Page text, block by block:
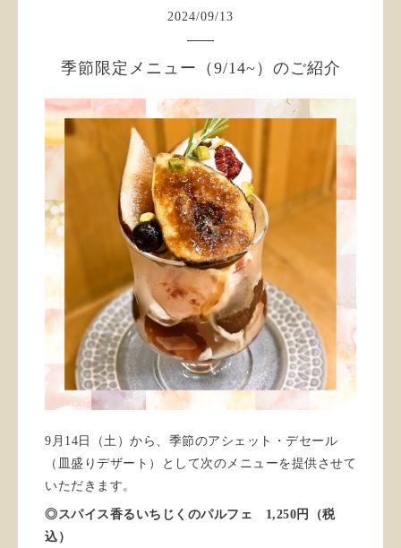
2024/09/13
季節限定メニュー（9/14~）のご紹介
9月14日（土）から、季節のアシェット・デセール
（皿盛りデザート）として次のメニューを提供させて
いただきます。
◎スパイス香るいちじくのパルフェ 1,250円（税
込）